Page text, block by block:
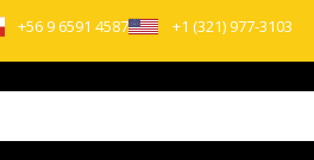
+56 9 6591 4587 +1 (321) 977-3103